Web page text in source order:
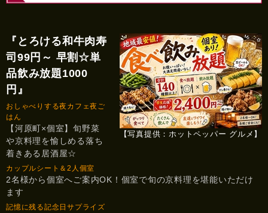
【写真提供：ホットペッパー グルメ】
『とろける和牛肉寿
司99円～ 早割☆単
品飲み放題1000
円』
おしゃべりする夜カフェ夜ご
はん
【河原町×個室】旬野菜
や京料理を愉しめる落ち
着きある居酒屋☆
カップルシート＆2人個室
2名様から個室へご案内OK！個室で旬の京料理を堪能いただけ
ます
記憶に残る記念日サプライズ